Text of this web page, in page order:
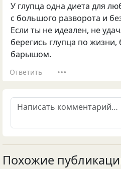
У глупца одна диета для
с большого разворота и
Если ты не идеален, не
берегись глупца по жизни,
барышом.
Ответить
Похожие